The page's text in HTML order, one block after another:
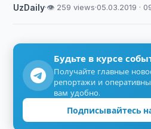
UzDaily·👁 259 views·05.03.2019 ·
Будьте в курсе
Получайте главные
репортажи и
вам удобно.
Подписывайтесь